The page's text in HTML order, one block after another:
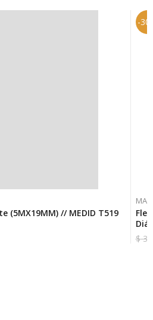
(5MX19MM) // MEDID T519
-
$
El
El